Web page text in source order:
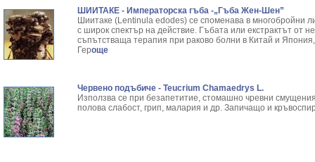
ШИИТАКЕ - Императорска гъба -„Гъба Жен-Шен”
Шиитаке (Lentinula edodes) се споменава в многобройни
с широк спектър на действие. Гъбата или екстрактът от
съпътстваща терапия при раково болни в Китай и
Героще
Червено подъбиче - Teucrium Chamaedrys L.
Използва се при безапетитие, стомашно чревни
полова слабост, грип, малария и др. Запичащо и